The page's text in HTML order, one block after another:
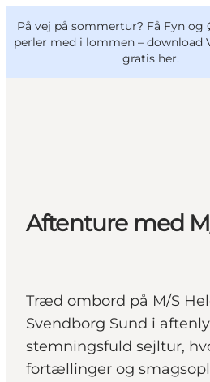
På vej på sommertur? Få Fyn og
perler med i lommen – download
gratis her.
Mad og drikke
VisitFyn
Deutsch
Aftenture med
Træd ombord på M/S
Svendborg Sund i
stemningsfuld sejltur,
fortællinger og